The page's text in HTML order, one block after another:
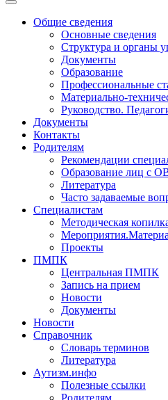
Toggle
navigationОбщие сведения
Основные сведения
Структура и органы
Документы
Образование
Профессиональные
Материально-
Руководство.
Документы
Контакты
Родителям
Рекомендации
Образование лиц с
Литература
Часто задаваемые
Специалистам
Методическая
Проекты
ПМПК
Центральная ПМПК
Запись на прием
Новости
Документы
Новости
Справочник
Словарь терминов
Литература
Аутизм.инфо
Полезные ссылки
Родителям